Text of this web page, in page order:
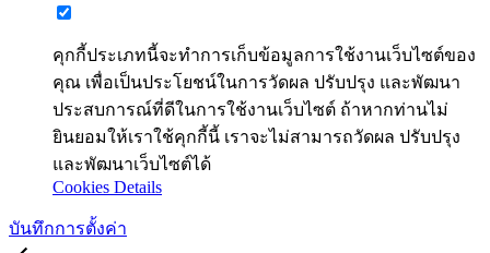
คุกกี้ประเภทนี้จะทำการเก็บข้อมูลการใช้งานเว็บไซต์ของ
คุณ เพื่อเป็นประโยชน์ในการวัดผล ปรับปรุง และพัฒนา
ประสบการณ์ที่ดีในการใช้งานเว็บไซต์ ถ้าหากท่านไม่
ยินยอมให้เราใช้คุกกี้นี้ เราจะไม่สามารถวัดผล ปรับปรุง
และพัฒนาเว็บไซต์ได้
Cookies Details
บันทึกการตั้งค่า